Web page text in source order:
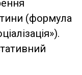
(формула